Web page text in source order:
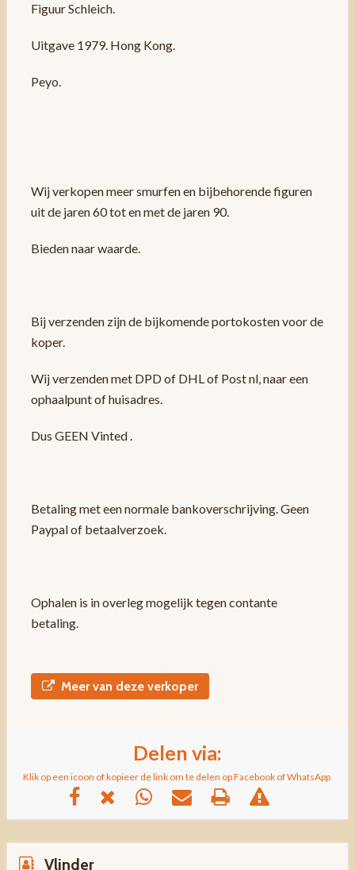
Figuur Schleich.
Uitgave 1979. Hong Kong.
Peyo.
Wij verkopen meer smurfen en bijbehorende figuren
uit de jaren 60 tot en met de jaren 90.
Bieden naar waarde.
Bij verzenden zijn de bijkomende portokosten voor de
koper.
Wij verzenden met DPD of DHL of Post nl, naar een
ophaalpunt of huisadres.
Dus GEEN Vinted .
Betaling met een normale bankoverschrijving. Geen
Paypal of betaalverzoek.
Ophalen is in overleg mogelijk tegen contante
betaling.
Meer van deze verkoper
Delen via:
Klik op een icoon of kopieer de link om te delen op Facebook of WhatsApp
Vlinder